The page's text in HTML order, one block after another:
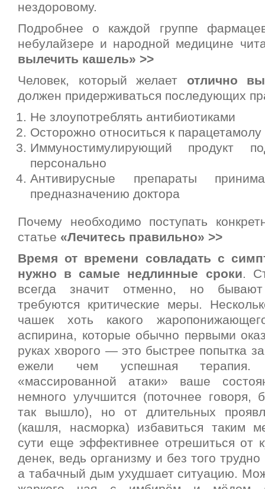
нездоровому.
Подробнее о каждой группе
небулайзере и народной медицине
вылечить кашель» >>
Человек, который желает отлично
должен придерживаться последующих
Не злоупотреблять антибиотиками
Осторожно относиться к парацетамолу
Иммуностимулирующий продукт
персонально
Антивирусные препараты
предназначению доктора
Почему необходимо поступать
статье «Лечитесь правильно» >>
Время от времени совладать с
нужно в самые недлинные сроки.
всегда значит отменно, но
требуются критические меры.
чашек хоть какого
аспирина, которые обычно первыми
руках хворого — это быстрее попытка
ежели чем успешная терапия.
«массированной атаки» ваше
немного улучшится (поточнее говоря,
так вышло), но от длительных
(кашля, насморка) избавиться таким
сути еще эффективнее отрешиться от
денек, ведь организму и без того
а табачный дым ухудшает ситуацию.